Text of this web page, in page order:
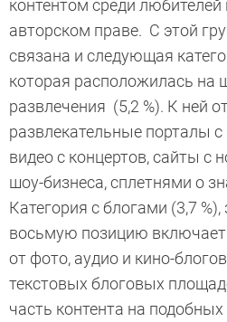
контентом среди любителей
авторском праве. С этой
связана и следующая
которая расположилась на
развлечения (5,2 %). К ней
развлекательные порталы
видео с концертов, сайты с
шоу-бизнеса, сплетнями о
Категория с блогами (3,7
восьмую позицию
от фото, аудио и кино-
текстовых блоговых
часть контента на